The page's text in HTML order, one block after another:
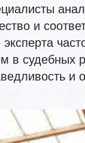
и
в судебных
и